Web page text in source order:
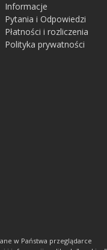
Informacje
Pytania i Odpowiedzi
Płatności i rozliczenia
Polityka prywatności
w Państwa przeglądarce